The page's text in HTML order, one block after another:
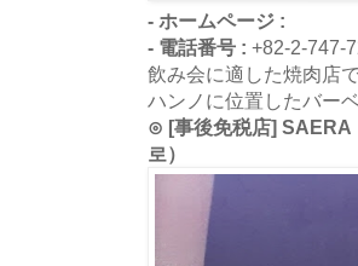
- ホームページ :
- 電話番号 : +82-2-747-
飲み会に適した焼肉店
ハンノに位置したバー
⊙ [事後免税店] SAERA
로）